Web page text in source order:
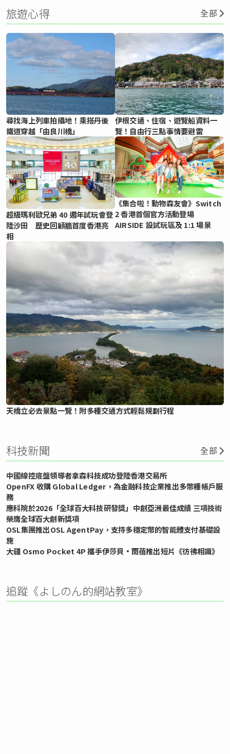
旅遊心得 全部
尋找海上列車拍攝地！乘搭丹後
鐵道穿越「由良川橋」
伊根交通、住宿、遊覽船資料一
覽！自由行三點事情要避雷
超級瑪利歐兄弟 40 週年試玩會登
陸沙田 歷史回顧牆首度香港亮
相
《集合啦！動物森友會》Switch
2 香港首個官方活動登場
AIRSIDE 設試玩區及 1:1 場景
天橋立必去景點一覽！附多種交通方式輕鬆規劃行程
科技新聞 全部
中國線控底盤領導者拿森科技成功登陸香港交易所
OpenFX 收購 Global Ledger，為金融科技企業推出多幣種帳戶服
務
應科院於2026「全球百大科技研發獎」中創亞洲最佳成績 三項技術
榮膺全球百大創新獎項
OSL集團推出OSL AgentPay，支持多穩定幣的智能體支付基礎設
施
大疆 Osmo Pocket 4P 攜手伊莎貝•雨蓓推出短片《彷彿相識》
追蹤《よしのん的網站教室》